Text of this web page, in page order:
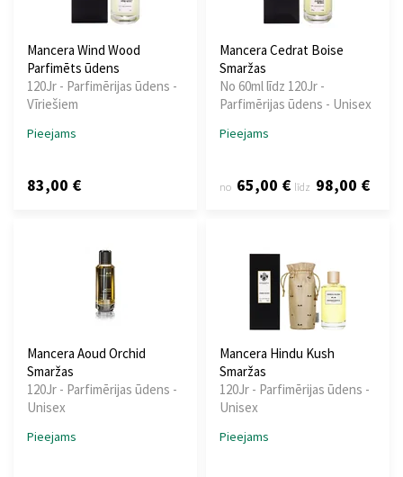
Mancera Wind Wood
Parfimēts ūdens
120Jr - Parfimērijas ūdens -
Vīriešiem
Pieejams
83,00 €
Mancera Cedrat Boise
Smaržas
No 60ml līdz 120Jr -
Parfimērijas ūdens - Unisex
Pieejams
no 65,00 € līdz 98,00 €
Mancera Aoud Orchid
Smaržas
120Jr - Parfimērijas ūdens -
Unisex
Pieejams
Mancera Hindu Kush
Smaržas
120Jr - Parfimērijas ūdens -
Unisex
Pieejams